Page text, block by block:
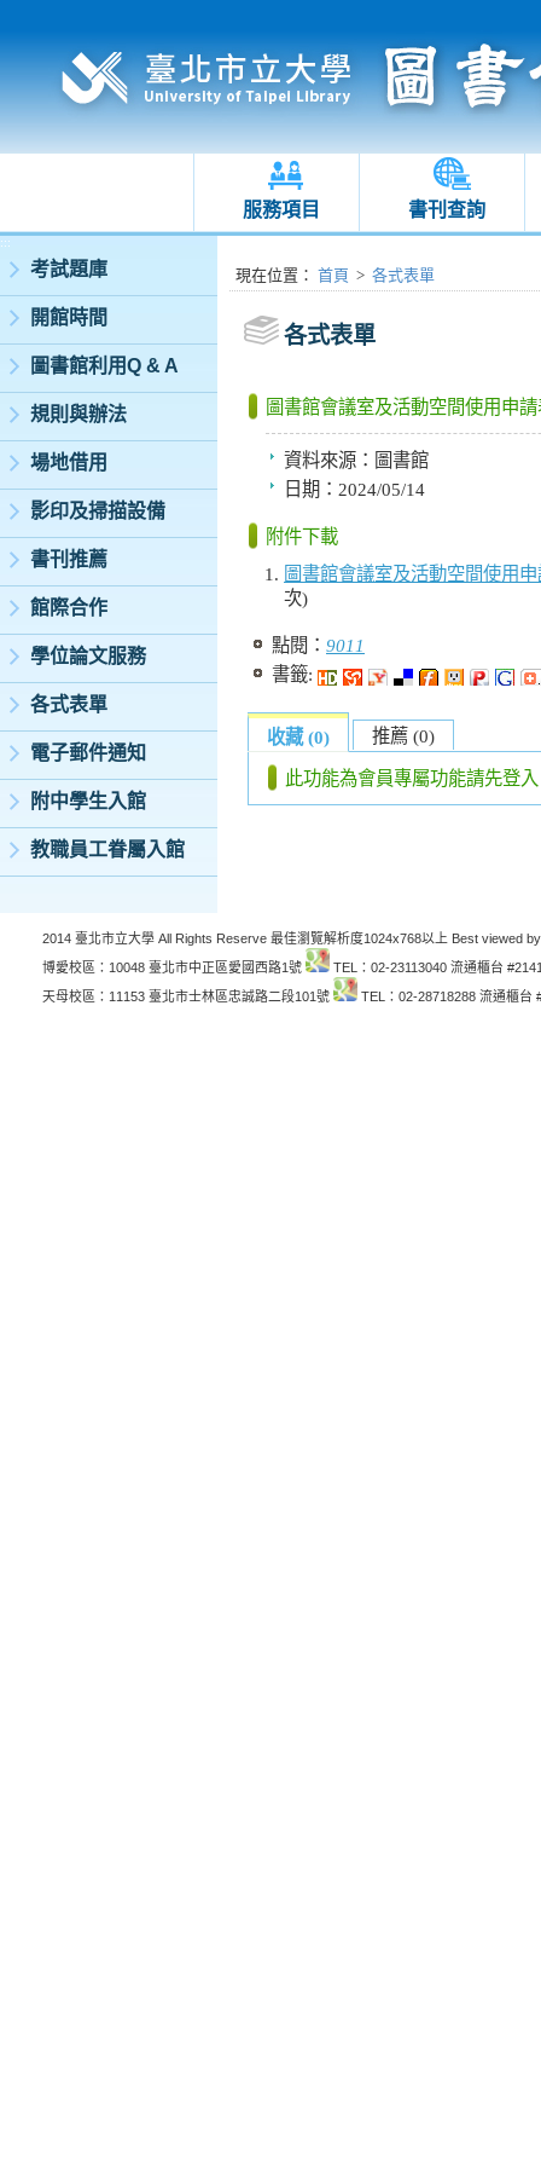
服務項目 書刊查詢
:::
考試題庫
開館時間
圖書館利用Q & A
規則與辦法
場地借用
影印及掃描設備
書刊推薦
館際合作
學位論文服務
各式表單
電子郵件通知
附中學生入館
教職員工眷屬入館
:::現在位置 ： 首頁 > 各式表單
各式表單
圖書館會議室及活動空間使用申請
資料來源： 圖書館
日期： 2024/05/14
附件下載
圖書館會議室及活動空間使用
次)
點閱： 9011
書籤:
收藏 (0) 推薦 (0)
此功能為會員專屬功能請先登入
2014 臺北市立大學 All Rights Reserve 最佳瀏覽解析度1024x768以上 Best viewed
博愛校區：10048 臺北市中正區愛國西路1號
TEL：02-23113040 流通櫃台
天母校區：11153 臺北市士林區忠誠路二段101號
TEL：02-28718288 流通櫃台